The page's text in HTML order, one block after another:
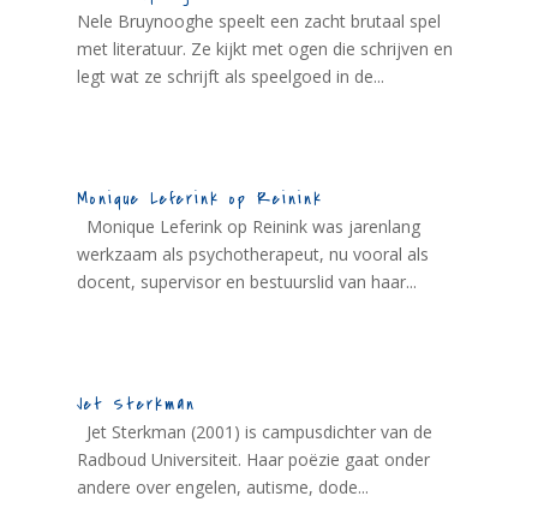
Nele Bruynooghe speelt een zacht brutaal spel
met literatuur. Ze kijkt met ogen die schrijven en
legt wat ze schrijft als speelgoed in de...
Monique Leferink op Reinink
Monique Leferink op Reinink was jarenlang
werkzaam als psychotherapeut, nu vooral als
docent, supervisor en bestuurslid van haar...
Jet Sterkman
Jet Sterkman (2001) is campusdichter van de
Radboud Universiteit. Haar poëzie gaat onder
andere over engelen, autisme, dode...